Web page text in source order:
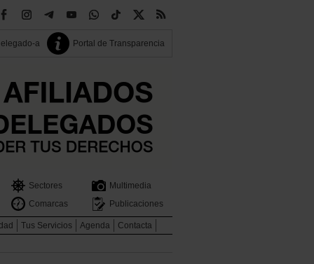
a Portal de Transparencia
Sectores
Multimedia
Comarcas
Publicaciones
Tus Servicios Agenda Contacta